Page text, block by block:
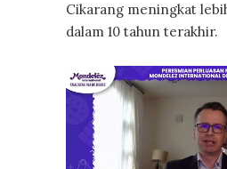
Cikarang meningkat
dalam 10 tahun terakhir.